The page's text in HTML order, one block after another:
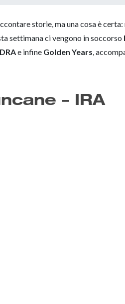
storie, ma una cosa è certa:
settimana ci vengono in soccorso
e infine Golden Years ,
– IRA